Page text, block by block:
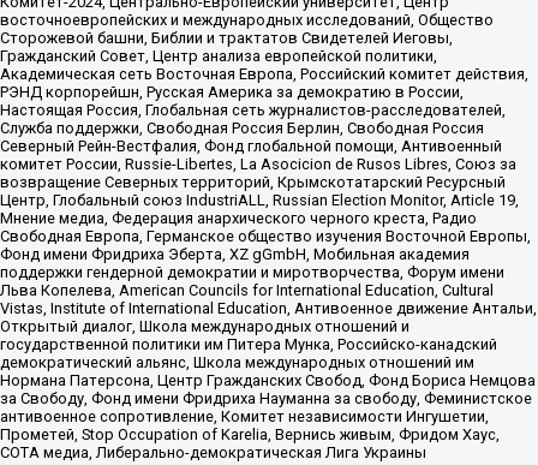
восточноевропейских и международных исследований, Общество
Сторожевой башни, Библии и трактатов Свидетелей Иеговы,
Гражданский Совет, Центр анализа европейской политики,
Академическая сеть Восточная Европа, Российский комитет действия,
РЭНД корпорейшн, Русская Америка за демократию в России,
Настоящая Россия, Глобальная сеть журналистов-расследователей,
Служба поддержки, Свободная Россия Берлин, Свободная Россия
Северный Рейн-Вестфалия, Фонд глобальной помощи, Антивоенный
комитет России, Russie-Libertes, La Asocicion de Rusos Libres, Союз за
возвращение Северных территорий, Крымскотатарский Ресурсный
Центр, Глобальный союз IndustriALL, Russian Election Monitor, Article 19,
Мнение медиа, Федерация анархического черного креста, Радио
Свободная Европа, Германское общество изучения Восточной Европы,
Фонд имени Фридриха Эберта, XZ gGmbH, Мобильная академия
поддержки гендерной демократии и миротворчества, Форум имени
Льва Копелева, American Councils for International Education, Cultural
Vistas, Institute of International Education, Антивоенное движение Антальи,
Открытый диалог, Школа международных отношений и
государственной политики им Питера Мунка, Российско-канадский
демократический альянс, Школа международных отношений им
Нормана Патерсона, Центр Гражданских Свобод, Фонд Бориса Немцова
за Свободу, Фонд имени Фридриха Науманна за свободу, Феминистское
антивоенное сопротивление, Комитет независимости Ингушетии,
Прометей, Stop Occupation of Karelia, Вернись живым, Фридом Хаус,
СОТА медиа, Либерально-демократическая Лига Украины